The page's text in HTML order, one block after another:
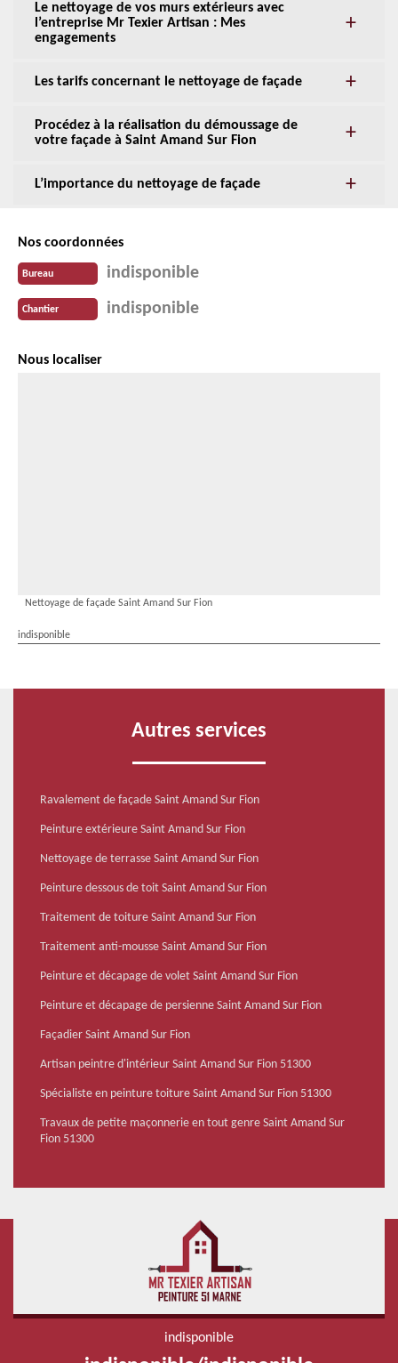
Le nettoyage de vos murs extérieurs avec
l’entreprise Mr Texier Artisan : Mes
engagements
Les tarifs concernant le nettoyage de façade
Procédez à la réalisation du démoussage de
votre façade à Saint Amand Sur Fion
L’importance du nettoyage de façade
Nos coordonnées
Bureau indisponible
Chantier indisponible
Nous localiser
Nettoyage de façade Saint Amand Sur Fion
indisponible
Autres services
Ravalement de façade Saint Amand Sur Fion
Peinture extérieure Saint Amand Sur Fion
Nettoyage de terrasse Saint Amand Sur Fion
Peinture dessous de toit Saint Amand Sur Fion
Traitement de toiture Saint Amand Sur Fion
Traitement anti-mousse Saint Amand Sur Fion
Peinture et décapage de volet Saint Amand Sur Fion
Peinture et décapage de persienne Saint Amand Sur Fion
Façadier Saint Amand Sur Fion
Artisan peintre d'intérieur Saint Amand Sur Fion 51300
Spécialiste en peinture toiture Saint Amand Sur Fion 51300
Travaux de petite maçonnerie en tout genre Saint Amand Sur
Fion 51300
indisponible